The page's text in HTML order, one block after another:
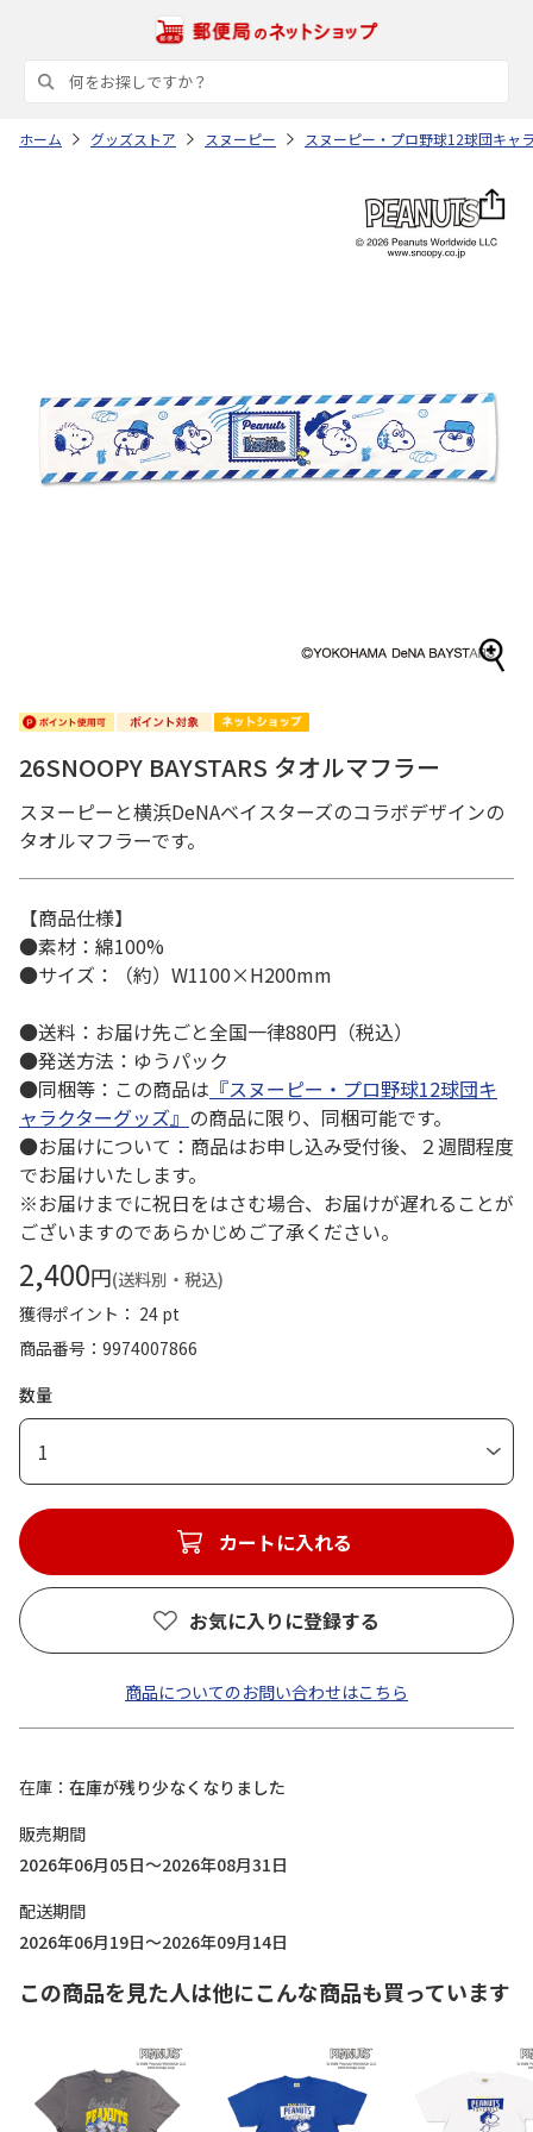
ホーム グッズストア スヌーピー スヌーピー・プロ野球12球団キャ
26SNOOPY BAYSTARS タオルマフラー
スヌーピーと横浜DeNAベイスターズのコラボデザインの
タオルマフラーです。
【商品仕様】
●素材：綿100%
●サイズ：（約）W1100×H200mm
●送料：お届け先ごと全国一律880円（税込）
●発送方法：ゆうパック
●同梱等：この商品は 『スヌーピー・プロ野球12球団キ
ャラクターグッズ』 の商品に限り、同梱可能です。
●お届けについて：商品はお申し込み受付後、２週間程度
でお届けいたします。
※お届けまでに祝日をはさむ場合、お届けが遅れることが
ございますのであらかじめご了承ください。
2,400円(送料別・税込)
獲得ポイント： 24 pt
商品番号
9974007866
数量
1
カートに入れる
お気に入りに登録する
商品についてのお問い合わせはこちら
在庫
在庫が残り少なくなりました
販売期間
2026年06月05日～2026年08月31日
配送期間
2026年06月19日～2026年09月14日
この商品を見た人は他にこんな商品も買っています